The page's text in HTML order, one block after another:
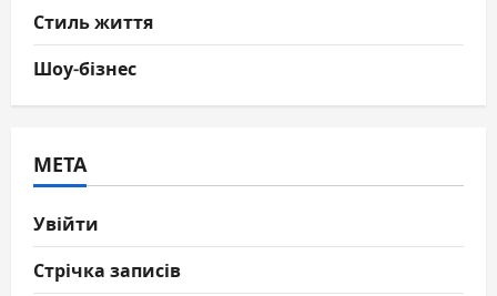
Стиль життя
Шоу-бізнес
МЕТА
Увійти
Стрічка записів